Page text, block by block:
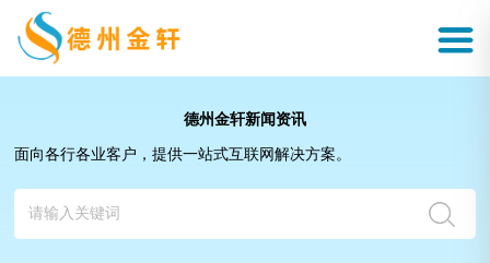
德州金轩新闻资讯
面向各行各业客户，提供一站式互联网解决方案。